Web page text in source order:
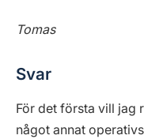
Tomas
Svar
För det första vill jag
något annat